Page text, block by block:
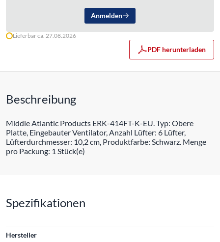
Anmelden
Lieferbar ca. 27.08.2026
PDF herunterladen
Beschreibung
Middle Atlantic Products ERK-414FT-K-EU. Typ: Obere
Platte, Eingebauter Ventilator, Anzahl Lüfter: 6 Lüfter,
Lüfterdurchmesser: 10,2 cm, Produktfarbe: Schwarz. Menge
pro Packung: 1 Stück(e)
Spezifikationen
Hersteller